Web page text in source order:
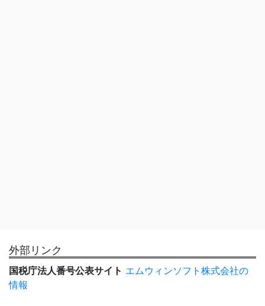
外部リンク
国税庁法人番号公表サイト エムウィンソフト株式会社の
情報